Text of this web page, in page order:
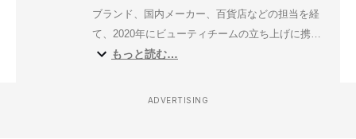
ブランド、国内メーカー、百貨店などの担当を経
て、2020年にビューティチームの立ち上げに携わ
る。ポッドキャストやシューティング、海外コス
もっと読む…
ADVERTISING